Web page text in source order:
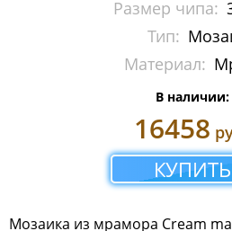
Мозаика Rose
Мозаика Sekitei
Мозаика
Мозаика
Мозаика Опера
Россия
Размер чипа:
Тип:
Материал:
В наличии:
16458
КУПИТЬ
Мозаика из мрамора Cream